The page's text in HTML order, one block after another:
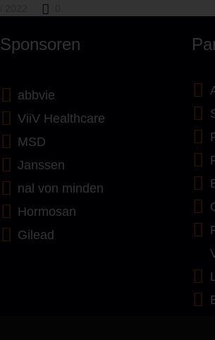
Sponsoren
abbvie
ViiV Healthcare
MSD
Janssen
nal von minden
Hormosan
Gilead